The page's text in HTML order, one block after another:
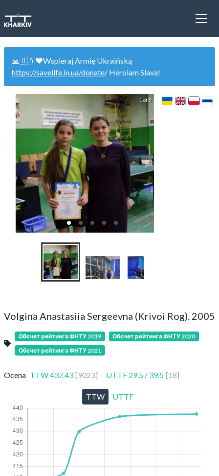
🙏🇺🇦❤️Wspieraj Armię Ukraińską
https://savelife.in.ua/donate/ Heroiam Slava!
1 of 5
Volgina Anastasiia Sergeevna (Krivoi Rog). 2005
Обсчет рейтинга ФНТУ 2019
Обсчет рейтинга ФНТУ 2020
Обсчет рейтинга ФНТУ 2021
Ocena TTW437.43 [9023] UTTF 29.5 / 39.5 [18]
TTW UTTF